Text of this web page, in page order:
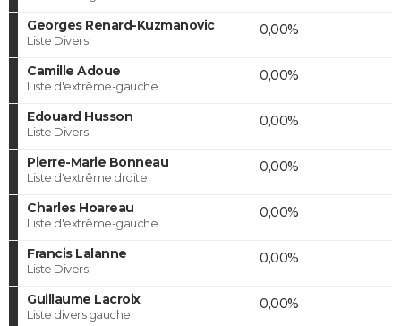
Georges Renard-Kuzmanovic
Liste Divers
0,00%
Camille Adoue
Liste d'extrême-gauche
0,00%
Edouard Husson
Liste Divers
0,00%
Pierre-Marie Bonneau
Liste d'extrême droite
0,00%
Charles Hoareau
Liste d'extrême-gauche
0,00%
Francis Lalanne
Liste Divers
0,00%
Guillaume Lacroix
Liste divers gauche
0,00%